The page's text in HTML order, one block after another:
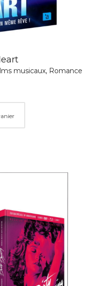
musicaux, Romance